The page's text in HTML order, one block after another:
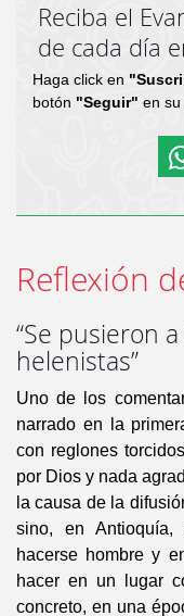
Reciba el
de cada día
Haga click en
botón "Seguir" en su
Reflexión
“Se pusieron
helenistas”
Uno de los
narrado en la
con reglones
por Dios y nada
la causa de la
sino, en
hacerse hombre y
hacer en un lugar
concreto, en una